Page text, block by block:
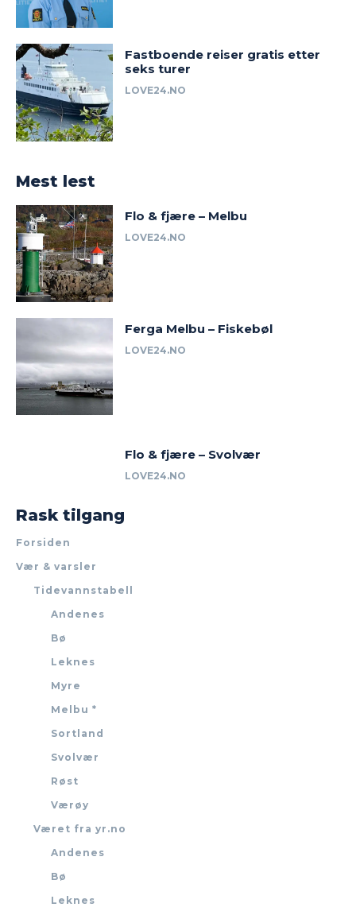
Fastboende reiser gratis etter
seks turer
LOVE24.NO
Mest lest
Flo & fjære – Melbu
LOVE24.NO
Ferga Melbu – Fiskebøl
LOVE24.NO
Flo & fjære – Svolvær
LOVE24.NO
Rask tilgang
Forsiden
Vær & varsler
Tidevannstabell
Andenes
Bø
Leknes
Myre
Melbu *
Sortland
Svolvær
Røst
Værøy
Været fra yr.no
Andenes
Bø
Leknes